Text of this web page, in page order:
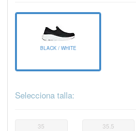
BLACK / WHITE
Selecciona talla:
35 35.5